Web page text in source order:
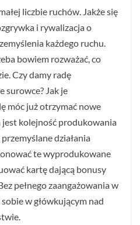
liczbie ruchów. Jakże się
i rywalizacja o
każdego ruchu.
bowiem rozważać, co
Czy damy radę
surowce? Jak je
móc już otrzymać nowe
kolejność produkowania
działania
te wyprodukowane
kartę dającą bonusy
pełnego zaangażowania w
w główkującym nad